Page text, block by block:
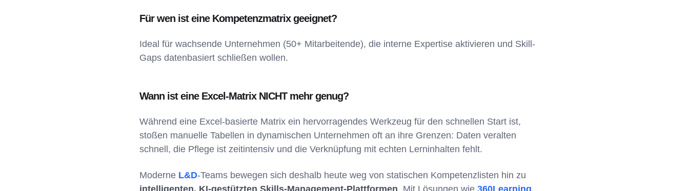
Für wen ist eine Kompetenzmatrix geeignet?
Ideal für wachsende Unternehmen (50+ Mitarbeitende), die interne Expertise aktivieren und Skill-
Gaps datenbasiert schließen wollen.
Wann ist eine Excel-Matrix NICHT mehr genug?
Während eine Excel-basierte Matrix ein hervorragendes Werkzeug für den schnellen Start ist,
stoßen manuelle Tabellen in dynamischen Unternehmen oft an ihre Grenzen: Daten veralten
schnell, die Pflege ist zeitintensiv und die Verknüpfung mit echten Lerninhalten fehlt.
Moderne L&D-Teams bewegen sich deshalb heute weg von statischen Kompetenzlisten hin zu